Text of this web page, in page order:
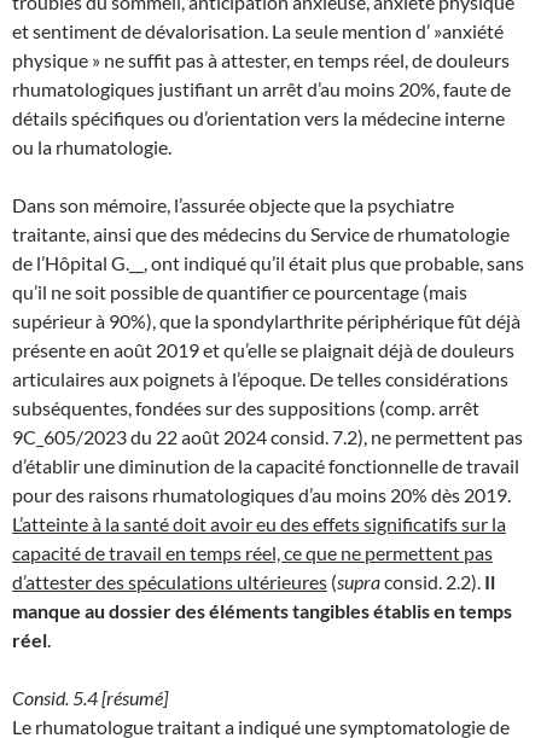
et sentiment de dévalorisation. La seule mention d’ »anxiété
physique » ne suffit pas à attester, en temps réel, de douleurs
rhumatologiques justifiant un arrêt d’au moins 20%, faute de
détails spécifiques ou d’orientation vers la médecine interne
ou la rhumatologie.
Dans son mémoire, l’assurée objecte que la psychiatre
traitante, ainsi que des médecins du Service de rhumatologie
de l’Hôpital G.__, ont indiqué qu’il était plus que probable, sans
qu’il ne soit possible de quantifier ce pourcentage (mais
supérieur à 90%), que la spondylarthrite périphérique fût déjà
présente en août 2019 et qu’elle se plaignait déjà de douleurs
articulaires aux poignets à l’époque. De telles considérations
subséquentes, fondées sur des suppositions (comp. arrêt
9C_605/2023 du 22 août 2024 consid. 7.2), ne permettent pas
d’établir une diminution de la capacité fonctionnelle de travail
pour des raisons rhumatologiques d’au moins 20% dès 2019.
L’atteinte à la santé doit avoir eu des effets significatifs sur la
capacité de travail en temps réel, ce que ne permettent pas
d’attester des spéculations ultérieures (supraconsid. 2.2). Il
manque au dossier des éléments tangibles établis en temps
réel
Consid. 5.4 [résumé]
Le rhumatologue traitant a indiqué une symptomatologie de